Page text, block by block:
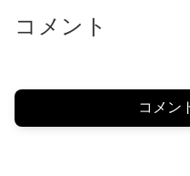
コメント
コメン